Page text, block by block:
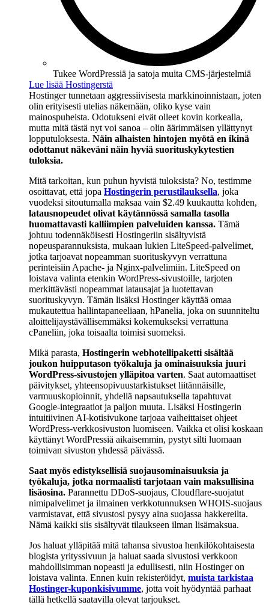
Tukee WordPressiä ja satoja muita CMS-järjestelmiä
Lue lisää Hostingerstä
Hostinger tunnetaan aggressiivisesta markkinoinnistaan, joten
olin erityisesti utelias näkemään, oliko kyse vain
mainospuheista. Odotukseni eivät olleet kovin korkealla,
mutta mitä tästä nyt voi sanoa – olin äärimmäisen yllättynyt
lopputuloksesta. Näin alhaisten hintojen myötä en ikinä
odottanut näkeväni näin hyviä suorituskykytestien
tuloksia.
Mitä tarkoitan, kun puhun hyvistä tuloksista? No, testimme
osoittavat, että jopa Hostingerin perustilauksella, joka
vuodeksi sitoutumalla maksaa vain $2.49 kuukautta kohden,
latausnopeudet olivat käytännössä samalla tasolla
huomattavasti kalliimpien palveluiden kanssa. Tämä
johtuu todennäköisesti Hostingeriin sisältyvistä
nopeusparannuksista, mukaan lukien LiteSpeed-palvelimet,
jotka tarjoavat nopeamman suorituskyvyn verrattuna
perinteisiin Apache- ja Nginx-palvelimiin. LiteSpeed on
loistava valinta etenkin WordPress-sivustoille, tarjoten
merkittävästi nopeammat latausajat ja luotettavan
suorituskyvyn. Tämän lisäksi Hostinger käyttää omaa
mukautettua hallintapaneeliaan, hPanelia, joka on suunniteltu
aloittelijaystävällisemmäksi kokemukseksi verrattuna
cPaneliin, joka toisaalta toimisi suomeksi.
Mikä parasta, Hostingerin webhotellipaketti sisältää
joukon huipputason työkaluja ja ominaisuuksia juuri
WordPress-sivustojen ylläpitoa varten. Saat automaattiset
päivitykset, yhteensopivuustarkistukset liitännäisille,
varmuuskopioinnit, yhdellä napsautuksella tapahtuvat
Google-integraatiot ja paljon muuta. Lisäksi Hostingerin
intuitiivinen AI-kotisivukone tarjoaa vaiheittaiset ohjeet
WordPress-verkkosivuston luomiseen. Vaikka et olisi koskaan
käyttänyt WordPressiä aikaisemmin, pystyt silti luomaan
toimivan sivuston yhdessä päivässä.
Saat myös edistyksellisiä suojausominaisuuksia ja
työkaluja, jotka normaalisti tarjotaan vain maksullisina
lisäosina. Parannettu DDoS-suojaus, Cloudflare-suojatut
nimipalvelimet ja ilmainen verkkotunnuksen WHOIS-suojaus
varmistavat, että sivustosi pysyy aina suojassa hakkereilta.
Nämä kaikki siis sisältyvät tilaukseen ilman lisämaksua.
Jos haluat ylläpitää mitä tahansa sivustoa henkilökohtaisesta
blogista yrityssivuun ja haluat saada sivustosi verkkoon
mahdollisimman nopeasti ja edullisesti, niin Hostinger on
loistava valinta. Ennen kuin rekisteröidyt, muista tarkistaa
Hostinger-kuponkisivumme, jotta voit hyödyntää parhaat
tällä hetkellä saatavilla olevat tarjoukset.